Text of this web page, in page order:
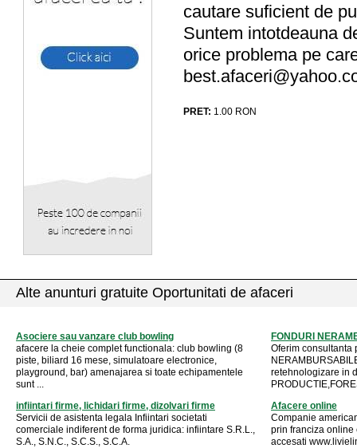
cautare suficient de
Suntem intotdeauna
orice problema pe
PRET: 1.00 RON
Alte anunturi gratuite Oportunitati de afaceri
Asociere sau vanzare club bowling
afacere la cheie complet functionala: club bowling (8
piste, biliard 16 mese, simulatoare electronice,
playground, bar) amenajarea si toate echipamentele
sunt ...
FONDURI
Oferim consultanta
retehnologizare in
infiintari firme, lichidari firme, dizolvari firme
Servicii de asistenta legala Infiintari societati
comerciale indiferent de forma juridica: infiintare S.R.L.,
S.A., S.N.C., S.C.S., S.C.A.
Afacere online
Companie
prin franciza online
accesati